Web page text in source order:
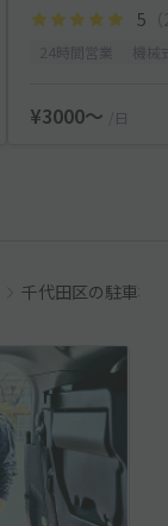
5
¥3000〜 /日
千代田区の駐車場